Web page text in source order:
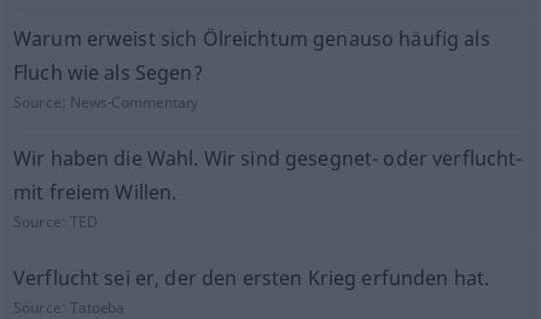
Warum erweist sich Ölreichtum genauso häufig als
Fluch wie als Segen?
Source: News-Commentary
Wir haben die Wahl. Wir sind gesegnet- oder verflucht-
mit freiem Willen.
Source:TED
Verflucht sei er, der den ersten Krieg erfunden hat.
Source:Tatoeba